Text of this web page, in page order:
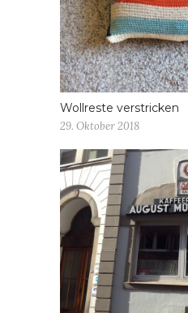
Wollreste verstricken
29. Oktober 2018